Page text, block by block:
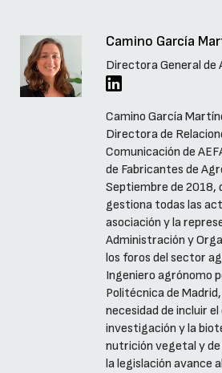
Camino García
Directora General de
Camino García
Directora de
Comunicación de
de Fabricantes de
Septiembre de 2018,
gestiona todas las
asociación y la
Administración y
los foros del sector
Ingeniero agrónomo
Politécnica de
necesidad de incluir
investigación y la
nutrición vegetal y
la legislación avance